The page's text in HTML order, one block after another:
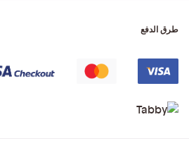
طرق الدفع